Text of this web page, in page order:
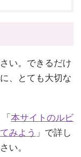
い。できるだけ
、とても大切な
「本サイトのルビ
みよう 」で詳し
い。